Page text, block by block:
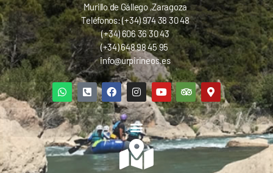
Murillo de Gállego ,Zaragoza
Teléfonos: (+34) 974 38 30 48
(+34) 606 36 30 43
(+34) 648 98 45 95
info@urpirineos.es